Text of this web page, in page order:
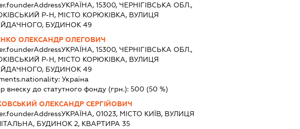
УКРАЇНА, 15300, ЧЕРНІГІВСЬКА ОБЛ.,
Р-Н, МІСТО КОРЮКІВКА, ВУЛИЦЯ
БУДИНОК 49
ОЛЕКСАНДР ОЛЕГОВИЧ
УКРАЇНА, 15300, ЧЕРНІГІВСЬКА ОБЛ.,
Р-Н, МІСТО КОРЮКІВКА, ВУЛИЦЯ
БУДИНОК 49
Україна
внеску до статутного фонду (грн.): 500 (50 %)
ОЛЕКСАНДР СЕРГІЙОВИЧ
УКРАЇНА, 01023, МІСТО КИЇВ, ВУЛИЦЯ
БУДИНОК 2, КВАРТИРА 35